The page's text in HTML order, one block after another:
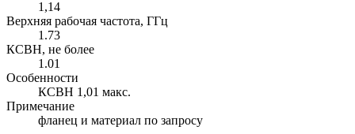
1,14
Верхняя рабочая частота, ГГц
1.73
КСВН, не более
1.01
Особенности
КСВН 1,01 макс.
Примечание
фланец и материал по запросу